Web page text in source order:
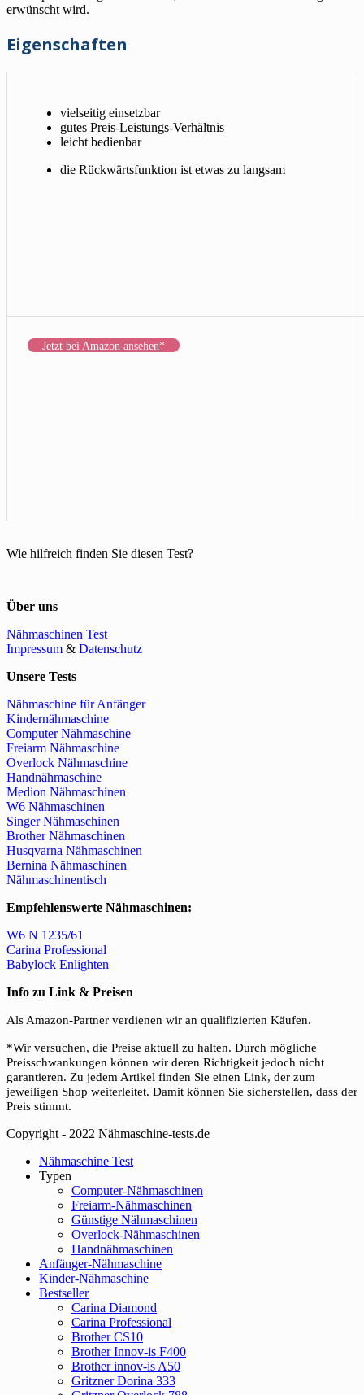
erwünscht wird.
Eigenschaften
vielseitig einsetzbar
gutes Preis-Leistungs-Verhältnis
leicht bedienbar
die Rückwärtsfunktion ist etwas zu langsam
Jetzt bei Amazon ansehen*
Wie hilfreich finden Sie diesen Test?
Über uns
Nähmaschinen Test
Impressum & Datenschutz
Unsere Tests
Nähmaschine für Anfänger
Kindernähmaschine
Computer Nähmaschine
Freiarm Nähmaschine
Overlock Nähmaschine
Handnähmaschine
Medion Nähmaschinen
W6 Nähmaschinen
Singer Nähmaschinen
Brother Nähmaschinen
Husqvarna Nähmaschinen
Bernina Nähmaschinen
Nähmaschinentisch
Empfehlenswerte Nähmaschinen:
W6 N 1235/61
Carina Professional
Babylock Enlighten
Info zu Link & Preisen
Als Amazon-Partner verdienen wir an qualifizierten Käufen.
*Wir versuchen, die Preise aktuell zu halten. Durch mögliche
Preisschwankungen können wir deren Richtigkeit jedoch nicht
garantieren. Zu jedem Artikel finden Sie einen Link, der zum
jeweiligen Shop weiterleitet. Damit können Sie sicherstellen, dass der
Preis stimmt.
Copyright - 2022 Nähmaschine-tests.de
Close
Menu
Nähmaschine Test
Typen
Computer-Nähmaschinen
Freiarm-Nähmaschinen
Günstige Nähmaschinen
Overlock-Nähmaschinen
Handnähmaschinen
Anfänger-Nähmaschine
Kinder-Nähmaschine
Bestseller
Carina Diamond
Carina Professional
Brother CS10
Brother Innov-is F400
Brother innov-is A50
Gritzner Dorina 333